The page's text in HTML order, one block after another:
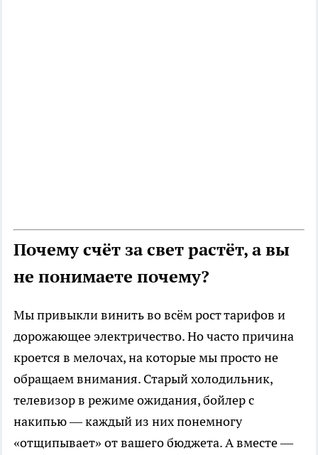
Почему счёт за свет растёт, а вы
не понимаете почему?
Мы привыкли винить во всём рост тарифов и
дорожающее электричество. Но часто причина
кроется в мелочах, на которые мы просто не
обращаем внимания. Старый холодильник,
телевизор в режиме ожидания, бойлер с
накипью — каждый из них понемногу
«отщипывает» от вашего бюджета. А вместе —